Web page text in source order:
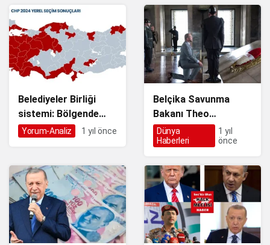
KARŞILAYAN ÖZGÜR
ÖZEL, MAKAMINI ALT
ÜST ETMİŞTİR!”
Altında
Belediyeler Birliği
sistemi: Bölgende
kafana göre takıl
Yorum-Analiz 1 yıl önce
Belçika Savunma
Bakanı Theo
Francken’den
Anıtkabir’de Anlamlı
Dünya
Haberleri
1 yıl
önce